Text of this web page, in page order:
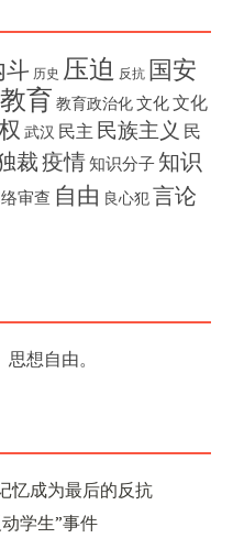
斗 历史 压迫 反抗 国安
教育 教育政治化文化文化
武汉 民主 民族主义 民
裁疫情知识分子 知识
审查 自由 良心犯言论
想自由。
忆成为最后的反抗
学生”事件